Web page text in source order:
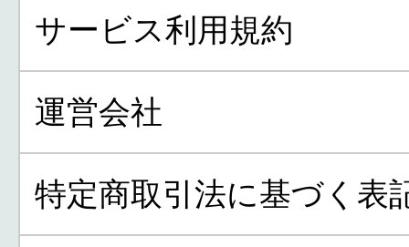
サービス利用規約
運営会社
特定商取引法に基づく表